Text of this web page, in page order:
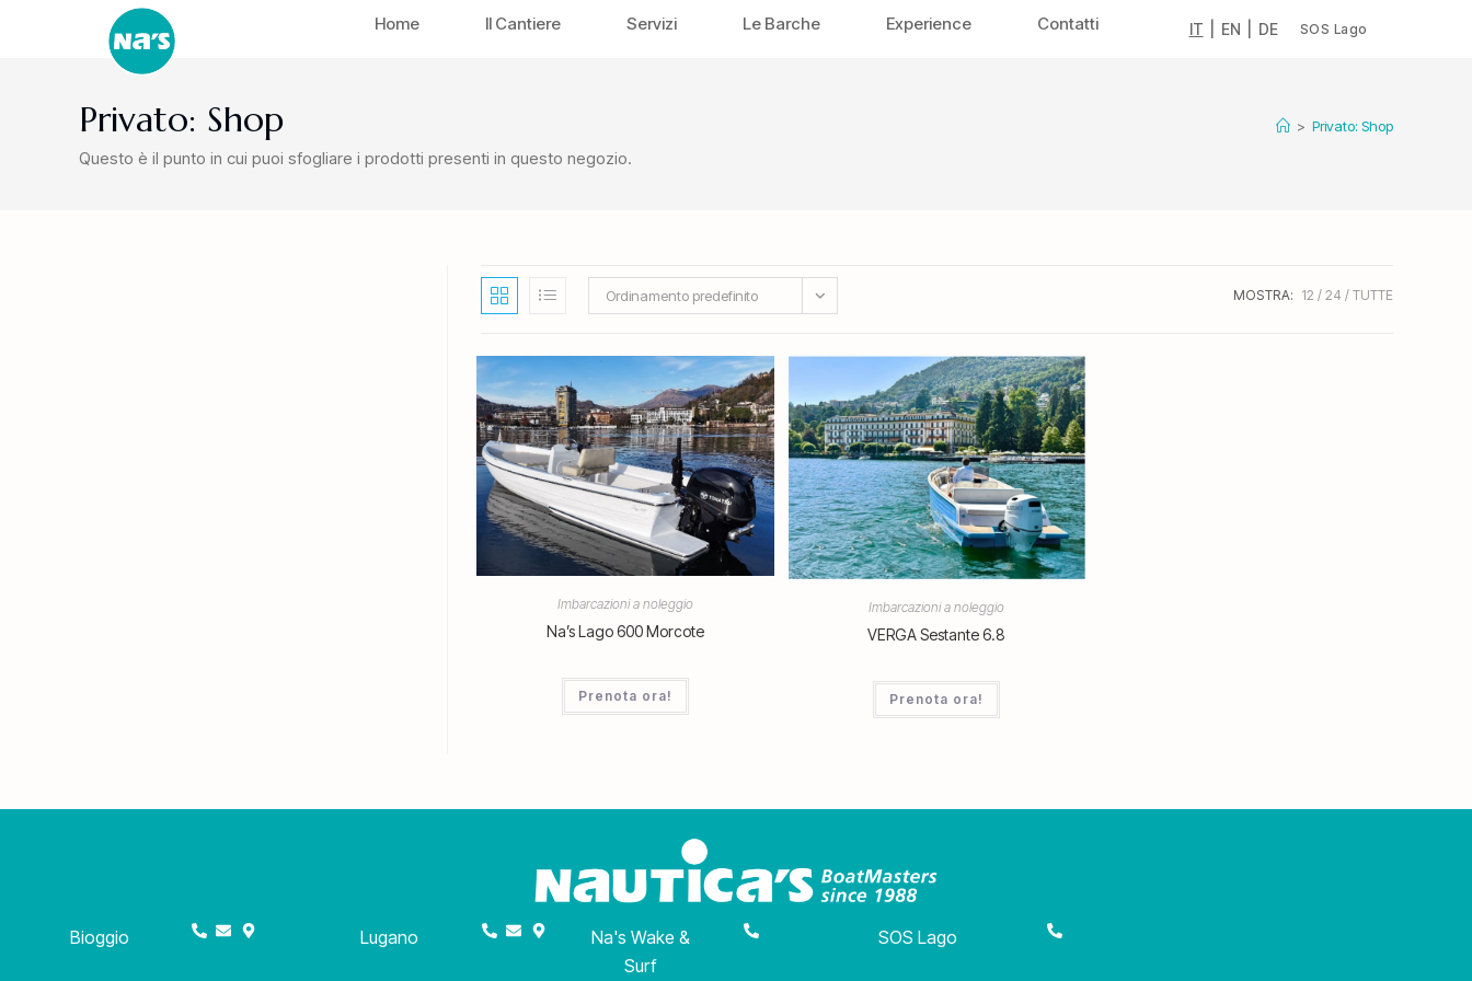
Home Il Cantiere Servizi Le Barche Experience Contatti IT EN DE SOS Lago
Privato: Shop
Questo è il punto in cui puoi sfogliare i prodotti presenti in questo negozio.
> Privato: Shop
Ordinamento predefinito MOSTRA: 12 24 TUTTE
Imbarcazioni a noleggio
Na’s Lago 600 Morcote
Prenota ora!
Imbarcazioni a noleggio
VERGA Sestante 6.8
Prenota ora!
Bioggio Lugano
Na's Wake &
Surf
SOS Lago